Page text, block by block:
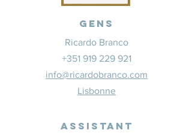
Gens
Ricardo Branco
+351 919 229 921
info@ricardobranco.com
Lisbonne
Assistant